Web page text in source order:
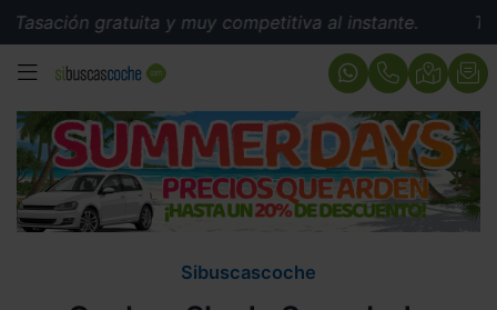
gratuita y muy competitiva al instante.
MENÚ
Sibuscascoche